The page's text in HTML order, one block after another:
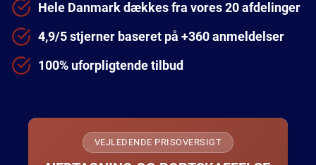
Hele Danmark dækkes fra vores 20 afdelinger
4,9/5 stjerner baseret på +360 anmeldelser
100% uforpligtende tilbud
VEJLEDENDE PRISOVERSIGT